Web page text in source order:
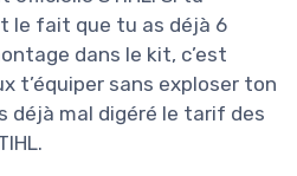
le fait que tu as déjà 6
dans le kit, c’est
t’équiper sans exploser ton
déjà mal digéré le tarif des